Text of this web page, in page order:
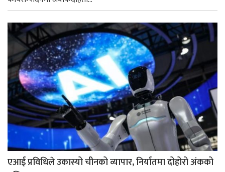
एआई प्रविधिले उकास्यो चीनको व्यापार, निर्यातमा दोहोरो अंकको